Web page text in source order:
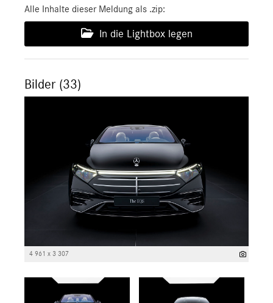
Alle Inhalte dieser Meldung als .zip:
In die Lightbox legen
Bilder (33)
4 961 x 3 307